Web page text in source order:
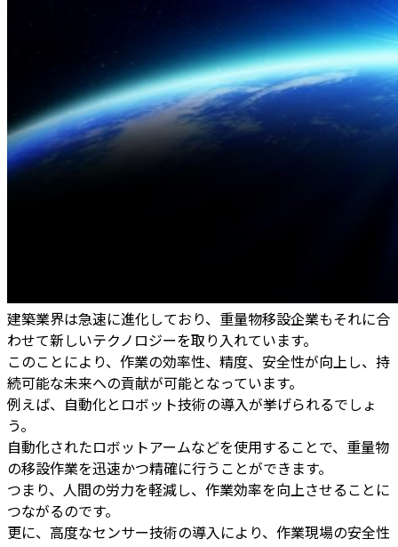
建築業界は急速に進化しており、重量物移設企業もそれに合
わせて新しいテクノロジーを取り入れています。
このことにより、作業の効率性、精度、安全性が向上し、持
続可能な未来への貢献が可能となっています。
例えば、自動化とロボット技術の導入が挙げられるでしょ
う。
自動化されたロボットアームなどを使用することで、重量物
の移設作業を迅速かつ精確に行うことができます。
つまり、人間の労力を軽減し、作業効率を向上させることに
つながるのです。
更に、高度なセンサー技術の導入により、作業現場の安全性